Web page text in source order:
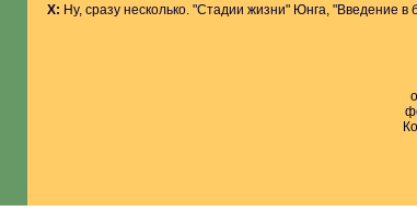
Х: Ну, сразу несколько. "Стадии жизни" Юнга, "Введение